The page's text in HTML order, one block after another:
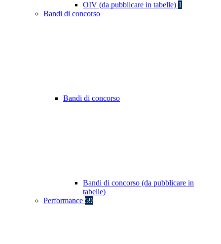
OIV (da pubblicare in tabelle) 1
Bandi di concorso
Bandi di concorso
Bandi di concorso (da pubblicare in
tabelle)
Performance 59